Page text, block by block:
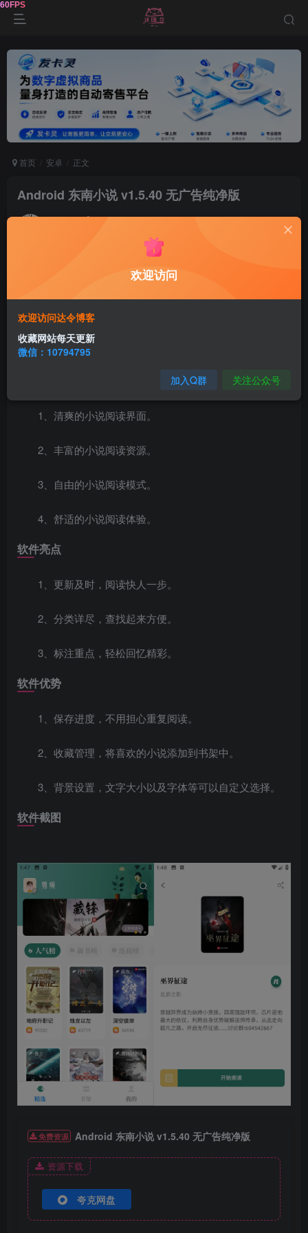
首页 安卓 正文
Android 东南小说 v1.5.40 无广告纯净版
鹿鸣 关注
的小说让你随时体验阅读的乐趣，心动的话就快来下载吧！
1、清爽的小说阅读界面。
2、丰富的小说阅读资源。
3、自由的小说阅读模式。
4、舒适的小说阅读体验。
软件亮点
1、更新及时，阅读快人一步。
2、分类详尽，查找起来方便。
3、标注重点，轻松回忆精彩。
软件优势
1、保存进度，不用担心重复阅读。
2、收藏管理，将喜欢的小说添加到书架中。
3、背景设置，文字大小以及字体等可以自定义选择。
软件截图
免费资源 Android 东南小说 v1.5.40 无广告纯净版
资源下载
夸克网盘
欢迎访问
欢迎访问达令博客
收藏网站每天更新
微信：10794795
加入Q群 关注公众号